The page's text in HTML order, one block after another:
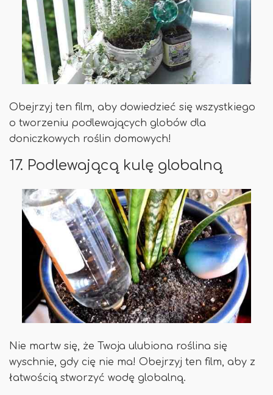
Obejrzyj ten film, aby dowiedzieć się wszystkiego
o tworzeniu podlewających globów dla
doniczkowych roślin domowych!
17. Podlewającą kulę globalną
Nie martw się, że Twoja ulubiona roślina się
wyschnie, gdy cię nie ma! Obejrzyj ten film, aby z
łatwością stworzyć wodę globalną.